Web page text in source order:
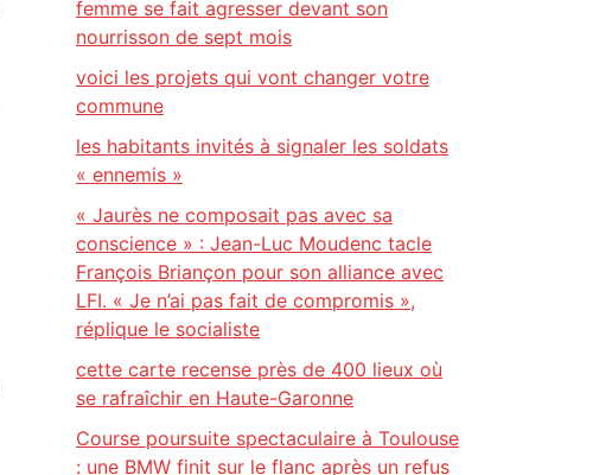
femme se fait agresser devant son
nourrisson de sept mois
voici les projets qui vont changer votre
commune
les habitants invités à signaler les soldats
« ennemis »
« Jaurès ne composait pas avec sa
conscience » : Jean-Luc Moudenc tacle
François Briançon pour son alliance avec
LFI. « Je n’ai pas fait de compromis »,
réplique le socialiste
cette carte recense près de 400 lieux où
se rafraîchir en Haute-Garonne
Course poursuite spectaculaire à Toulouse
: une BMW finit sur le flanc après un refus